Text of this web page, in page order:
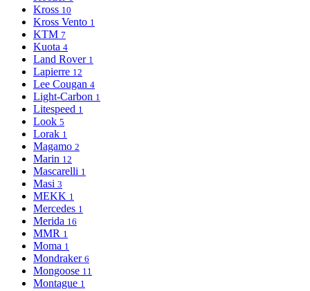
Kross 10
Kross Vento 1
KTM 7
Kuota 4
Land Rover 1
Lapierre 12
Lee Cougan 4
Light-Сarbon 1
Litespeed 1
Look 5
Lorak 1
Magamo 2
Marin 12
Mascarelli 1
Masi 3
MEKK 1
Mercedes 1
Merida 16
MMR 1
Moma 1
Mondraker 6
Mongoose 11
Montague 1